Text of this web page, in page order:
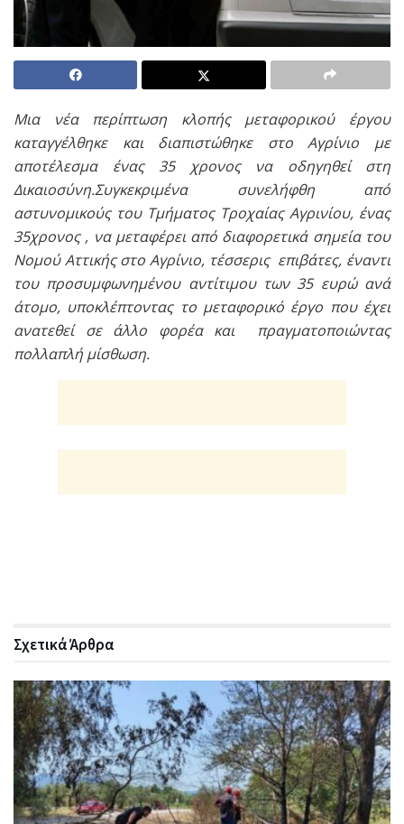
Μια νέα περίπτωση κλοπής μεταφορικού έργου
καταγγέλθηκε και διαπιστώθηκε στο Αγρίνιο με
αποτέλεσμα ένας 35 χρονος να οδηγηθεί στη
Δικαιοσύνη.Συγκεκριμένα συνελήφθη από
αστυνομικούς του Τμήματος Τροχαίας Αγρινίου, ένας
35χρονος , να μεταφέρει από διαφορετικά σημεία του
Νομού Αττικής στο Αγρίνιο, τέσσερις επιβάτες, έναντι
του προσυμφωνημένου αντίτιμου των 35 ευρώ ανά
άτομο, υποκλέπτοντας το μεταφορικό έργο που έχει
ανατεθεί σε άλλο φορέα και πραγματοποιώντας
πολλαπλή μίσθωση.
ΣχετικάΆρθρα